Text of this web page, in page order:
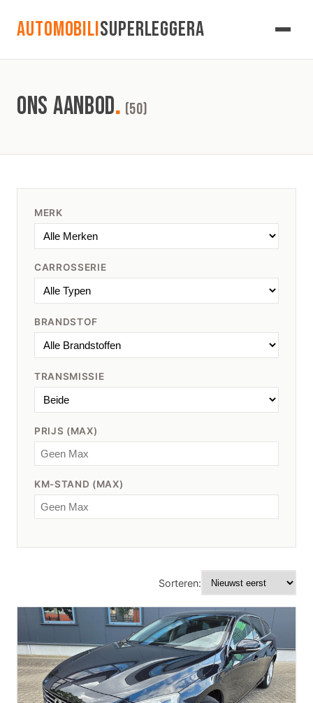
AUTOMOBILISUPERLEGGERA
ONS AANBOD. (50)
MERK
CARROSSERIE
BRANDSTOF
TRANSMISSIE
PRIJS (MAX)
KM-STAND (MAX)
Sorteren: